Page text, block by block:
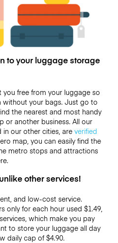
to your luggage storage
free from your luggage so
your bags. Just go to
the nearest and most handy
or another business. All our
in our other cities, are verified
map, you can easily find the
metro stops and attractions
other services!
and low-cost service.
only for each hour used $1.49,
which make you pay
to store your luggage all day
daily cap of$4.90.